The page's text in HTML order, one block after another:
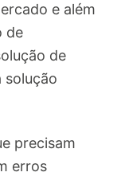
e além
de
de
solução
precisam
erros